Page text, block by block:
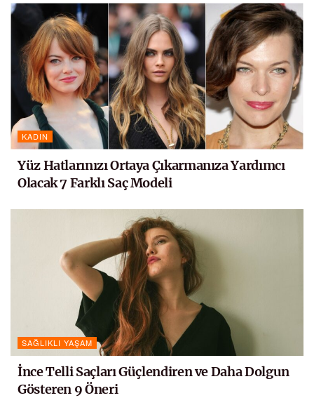
KADIN
Yüz Hatlarınızı Ortaya Çıkarmanıza Yardımcı
Olacak 7 Farklı Saç Modeli
SAĞLIKLI YAŞAM
İnce Telli Saçları Güçlendiren ve Daha Dolgun
Gösteren 9 Öneri